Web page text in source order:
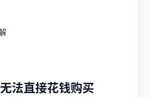
法直接花钱购买